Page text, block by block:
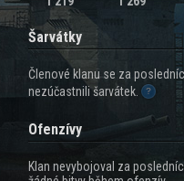
Šarvátky
Členové klanu se za
nezúčastnili šarvátek.
Ofenzívy
Klan nevybojoval za